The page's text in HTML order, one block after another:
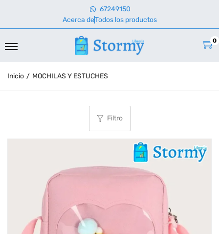
67249150
Acerca deTodos los productos
0
Inicio / MOCHILAS Y ESTUCHES
Filtro